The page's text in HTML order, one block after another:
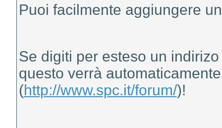
Puoi facilmente aggiungere
Se digiti per esteso un
questo verrà
(http://www.spc.it/forum/)!